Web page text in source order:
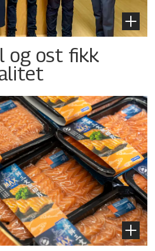
og ost fikk